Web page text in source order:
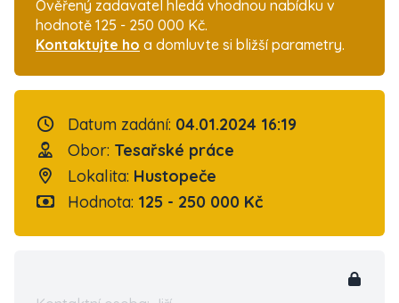
Ověřený zadavatel hledá vhodnou nabídku v
hodnotě 125 - 250 000 Kč.
Kontaktujte ho a domluvte si bližší parametry.
Datum zadání: 04.01.2024 16:19
Obor: Tesařské práce
Lokalita: Hustopeče
Hodnota: 125 - 250 000 Kč